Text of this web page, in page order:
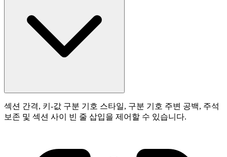
섹션 간격, 키-값 구분 기호 스타일, 구분 기호 주변 공백, 주석
보존 및 섹션 사이 빈 줄 삽입을 제어할 수 있습니다.